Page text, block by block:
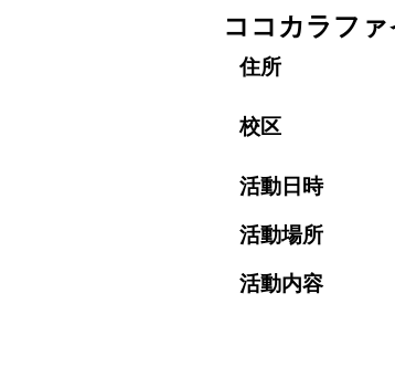
ココカラフ
住所
校区
活動日時
活動場所
活動内容